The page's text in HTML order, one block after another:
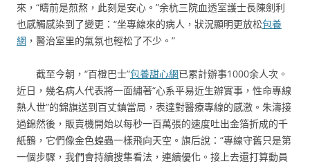
來，“疇前是煎熬，此刻是安心。”余杭三院血透室護士長陳劍利
也感觸感染到了變更：“坐專線來的病人，狀況顯明更放松包養
網 ，醫治室里的氣氛也輕松了不少。”
截至今朝，“百橙巴士”包養甜心網已累計辦事1000余人次。
近日，幾名病人代表將一面繡著“心系平易近生辦實事，性命專線
熱人世”的錦旗送到百丈鎮當局，表達對醫療專線的感激。朱濤接
過錦然後，販賣機開始以每秒一百萬張的速度吐出金箔折成的千
紙鶴，它們像金色蝗蟲一樣飛向天空。旗后說：“專線守舊只是第
一個步驟，我們會持續搜集看法，連續優化。接上去還打算動員